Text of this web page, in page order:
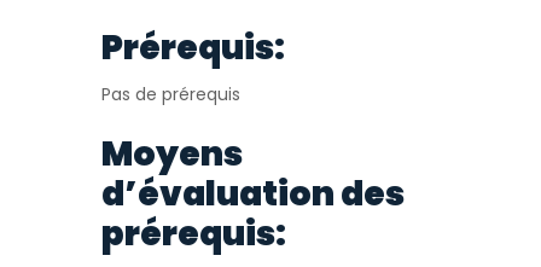
Prérequis:
Pas de prérequis
Moyens
d’évaluation des
prérequis: